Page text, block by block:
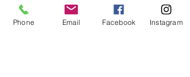
Имя Фамилия
Phone Email Facebook Instagram